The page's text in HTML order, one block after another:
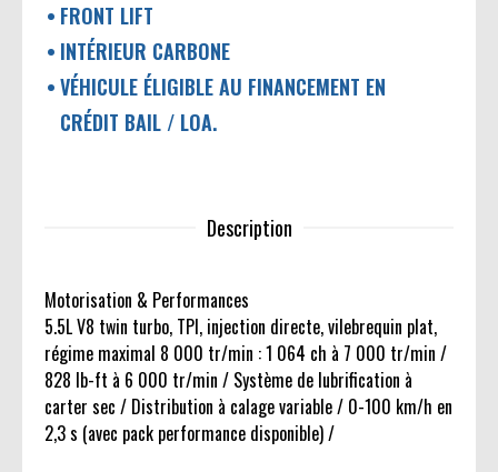
FRONT LIFT
INTÉRIEUR CARBONE
VÉHICULE ÉLIGIBLE AU FINANCEMENT EN
CRÉDIT BAIL / LOA.
Description
Motorisation & Performances
5.5L V8 twin turbo, TPI, injection directe, vilebrequin plat,
régime maximal 8 000 tr/min : 1 064 ch à 7 000 tr/min /
828 lb-ft à 6 000 tr/min / Système de lubrification à
carter sec / Distribution à calage variable / 0-100 km/h en
2,3 s (avec pack performance disponible) /